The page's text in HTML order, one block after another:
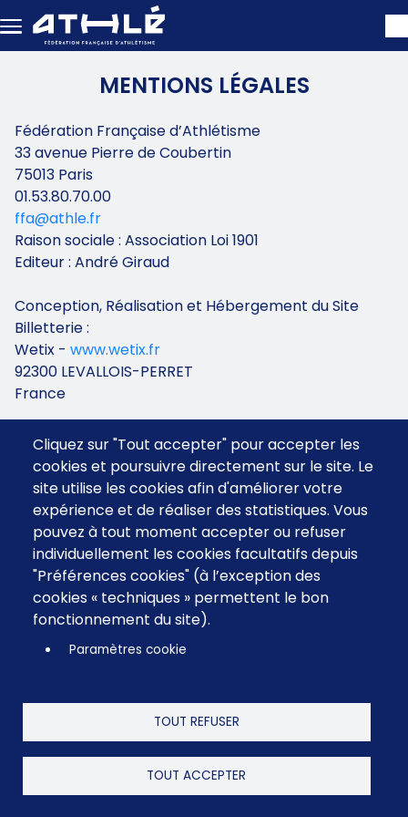
Aller au contenu principal
MENTIONS LÉGALES
Fédération Française d’Athlétisme
33 avenue Pierre de Coubertin
75013 Paris
01.53.80.70.00
ffa@athle.fr
Raison sociale : Association Loi 1901
Editeur : André Giraud
Conception, Réalisation et Hébergement du Site
Billetterie :
Wetix - www.wetix.fr
92300 LEVALLOIS-PERRET
France
Ce site est hébergé en France.
Cliquez sur "Tout accepter" pour accepter les
cookies et poursuivre directement sur le site. Le
site utilise les cookies afin d'améliorer votre
expérience et de réaliser des statistiques. Vous
pouvez à tout moment accepter ou refuser
individuellement les cookies facultatifs depuis
"Préférences cookies" (à l’exception des
cookies « techniques » permettent le bon
fonctionnement du site).
Paramètres cookie
TOUT REFUSER
TOUT ACCEPTER
footer
CGV
Contact